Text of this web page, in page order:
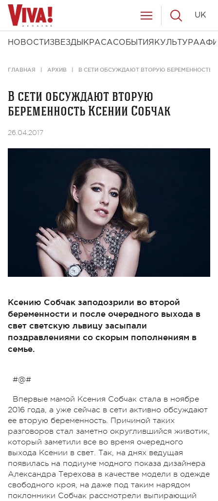
НОВОСТИ ЗВЕЗДЫ КРАСАСОБЫТИЯ КУЛЬТУРА
UK
ГЛАВНАЯ АРХИВ В СЕТИ ОБСУЖДАЮТ ВТОРУЮ БЕРЕМЕННОСТЬ
В сети обсуждают вторую
беременность Ксении Собчак
26.04.2017
Ксению Собчак заподозрили во второй
беременности и после очередного выхода в
свет светскую львицу засыпали
поздравлениями со скорым пополнениям в
семье.
#@#
Впервые мамой Ксения Собчак стала в ноябре
2016 года, а уже сейчас в сети активно обсуждают
ее вторую беременность. Причиной таких
разговоров стал заметно округлившийся животик,
который заметили все во время очередного
выхода Ксении в свет. Так, на днях ведущая
появилась на подиуме модного показа дизайнера
Александра Терехова в качестве модели в одежде
свободного кроя, на даже под таким нарядом
поклонники Собчак рассмотрели выпирающий